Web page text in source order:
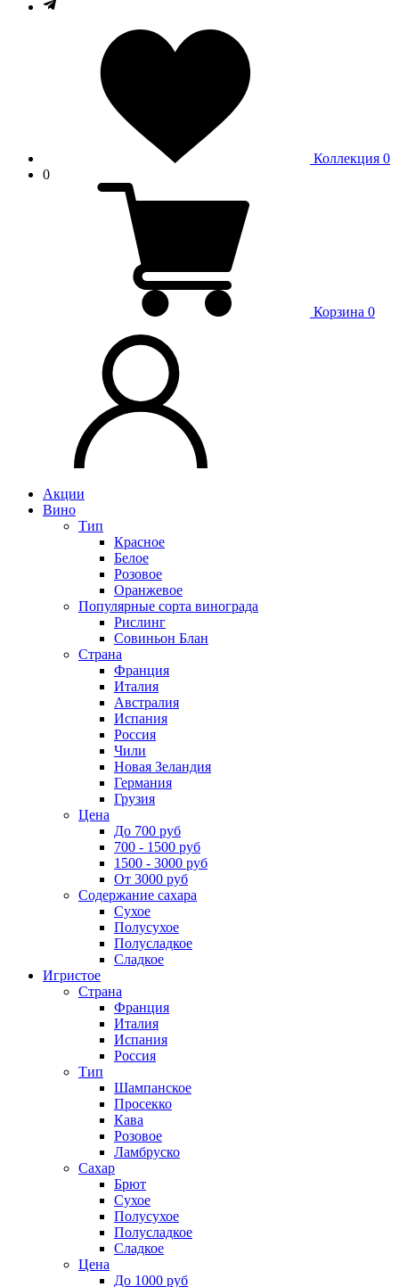
Коллекция 0
0
Корзина 0
Акции
Вино
Тип
Красное
Белое
Розовое
Оранжевое
Популярные сорта винограда
Рислинг
Совиньон Блан
Страна
Франция
Италия
Австралия
Испания
Россия
Чили
Новая Зеландия
Германия
Грузия
Цена
До 700 руб
700 - 1500 руб
1500 - 3000 руб
От 3000 руб
Содержание сахара
Сухое
Полусухое
Полусладкое
Сладкое
Игристое
Страна
Франция
Италия
Испания
Россия
Тип
Шампанское
Просекко
Кава
Розовое
Ламбруско
Сахар
Брют
Сухое
Полусухое
Полусладкое
Сладкое
Цена
До 1000 руб